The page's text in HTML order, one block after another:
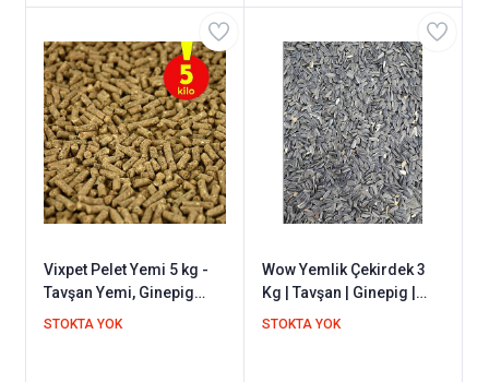
Vixpet Pelet Yemi 5 kg -
Tavşan Yemi, Ginepig
Yemi, Hamster Yemi /
STOKTA YOK
Wow Yemlik Çekirdek 3
Kg | Tavşan | Ginepig |
Papağan | Tüm
STOKTA YOK